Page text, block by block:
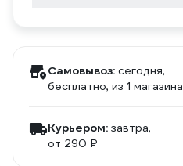
Самовывоз: сегодня,
бесплатно, из 1 магазина
Курьером: завтра,
от 290 ₽